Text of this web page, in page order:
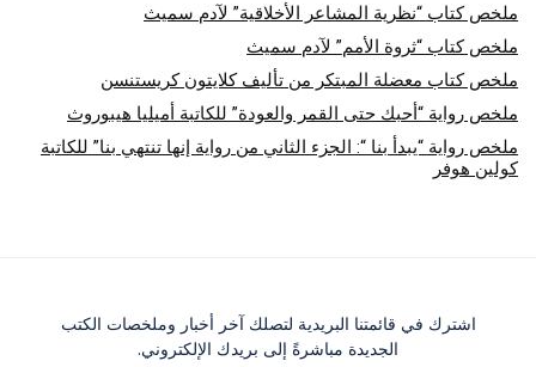
ملخص كتاب “نظرية المشاعر الأخلاقية” لآدم سميث
ملخص كتاب “ثروة الأمم” لآدم سميث
ملخص كتاب معضلة المبتكر من تأليف كلايتون كريستنسن
ملخص رواية “أحبك حتى القمر والعودة” للكاتبة أميليا هيبوروث
ملخص رواية “يبدأ بنا “: الجزء الثاني من رواية إنها تنتهي بنا” للكاتبة
كولين هوفر
اشترك في قائمتنا البريدية لتصلك آخر أخبار وملخصات الكتب
الجديدة مباشرةً إلى بريدك الإلكتروني.